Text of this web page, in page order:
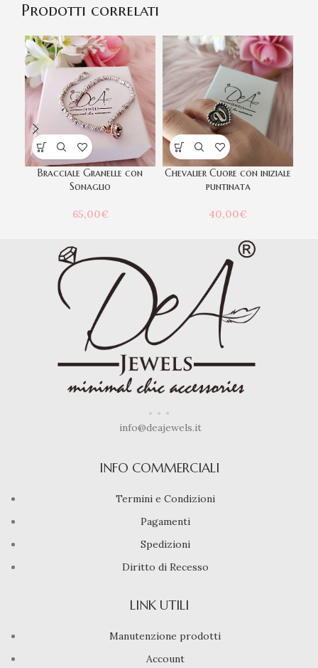
Prodotti correlati
Bracciale Granelle con
Sonaglio
65,00€
Chevalier Cuore con iniziale
puntinata
40,00€
info@deajewels.it
INFO COMMERCIALI
Termini e Condizioni
Pagamenti
Spedizioni
Diritto di Recesso
LINK UTILI
Manutenzione prodotti
Account